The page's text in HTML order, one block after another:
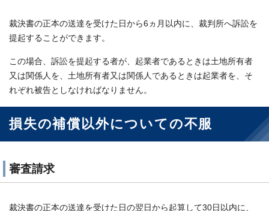
裁決書の正本の送達を受けた日から6ヵ月以内に、裁判所へ訴訟を
提起することができます。
この場合、訴訟を提起する者が、起業者であるときは土地所有者
又は関係人を、土地所有者又は関係人であるときは起業者を、そ
れぞれ被告としなければなりません。
損失の補償以外についての不服
審査請求
裁決書の正本の送達を受けた日の翌日から起算して30日以内に、